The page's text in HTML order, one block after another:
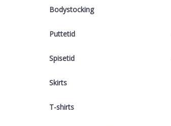
Bodystocking
Puttetid
Spisetid
Skirts
T-shirts